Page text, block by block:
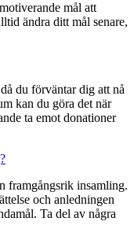
mål att
ändra ditt mål senare,
du förväntar dig att nå
kan du göra det när
ta emot donationer
framgångsrik insamling.
och anledningen
Ta del av några